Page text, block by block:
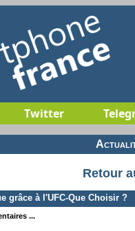
Twitter
Retour
grâce à l'UFC-Que Choisir ?
...